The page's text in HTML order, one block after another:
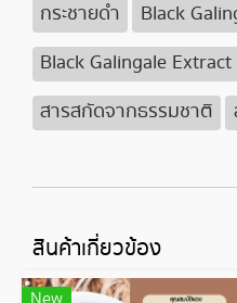
กระชายดำ
Black
Black Galingale Extract
สารสกัดจากธรรมชาติ
สินค้าเกี่ยวข้อง